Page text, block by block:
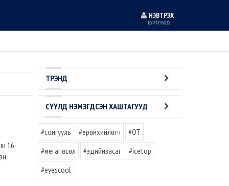
НЭВТРЭХ
БҮРТГҮҮЛЭХ
16-
ТРЭНД
СҮҮЛД НЭМЭГДСЭН ХАШТАГУУД
#сонгууль #ерөнхийлөгч
#OT
#мегатөсөл
#эдийнзасаг
#icetop
#eyescool